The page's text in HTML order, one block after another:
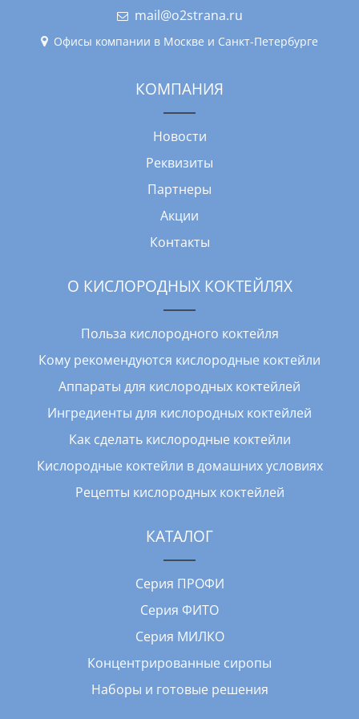
mail@o2strana.ru
Офисы компании в Москве и Санкт-Петербурге
КОМПАНИЯ
Новости
Реквизиты
Партнеры
Акции
Контакты
О КИСЛОРОДНЫХ КОКТЕЙЛЯХ
Польза кислородного коктейля
Кому рекомендуются кислородные коктейли
Аппараты для кислородных коктейлей
Ингредиенты для кислородных коктейлей
Как сделать кислородные коктейли
Кислородные коктейли в домашних условиях
Рецепты кислородных коктейлей
КАТАЛОГ
Серия ПРОФИ
Серия ФИТО
Серия МИЛКО
Концентрированные сиропы
Наборы и готовые решения